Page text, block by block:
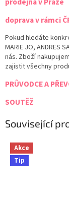
doprava v rámci
Pokud hledáte
MARIE JO, ANDRES
nás. Zboží
zajistit všechny
PRŮVODCE A
SOUTĚŽ
Související
Akce
Tip